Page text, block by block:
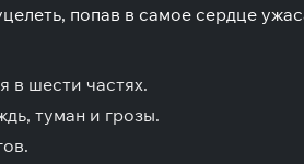
попав в самое сердце
в шести частях.
туман и грозы.